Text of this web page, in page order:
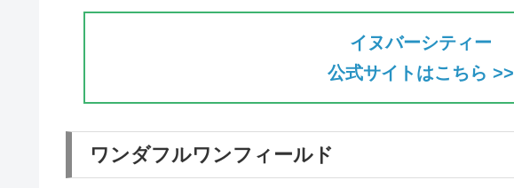
イヌバーシティー
公式サイトはこちら >>
ワンダフルワンフィールド